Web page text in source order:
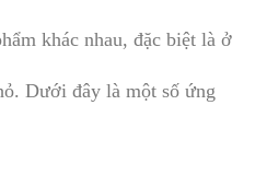
khác nhau, đặc biệt là ở
Dưới đây là một số ứng